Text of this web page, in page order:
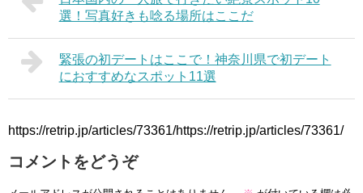
選！写真好きも唸る場所はここだ
緊張の初デートはここで！神奈川県で初デート
におすすめなスポット11選
https://retrip.jp/articles/73361/https://retrip.jp/articles/73361/
コメントをどうぞ